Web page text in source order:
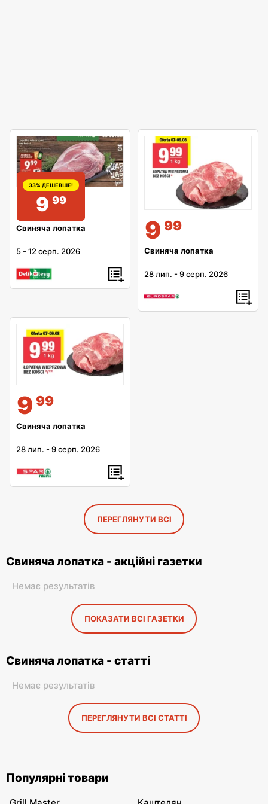
33% ДЕШЕВШЕ!
9 99
Свиняча лопатка
5 -12 серп. 2026
9 99
Свиняча лопатка
28 лип. -9 серп. 2026
9 99
Свиняча лопатка
28 лип. -9 серп. 2026
ПЕРЕГЛЯНУТИ ВСІ
Свиняча лопатка - акційні газетки
Немає результатів
ПОКАЗАТИ ВСІ ГАЗЕТКИ
Свиняча лопатка - статті
Немає результатів
ПЕРЕГЛЯНУТИ ВСІ СТАТТІ
Популярні товари